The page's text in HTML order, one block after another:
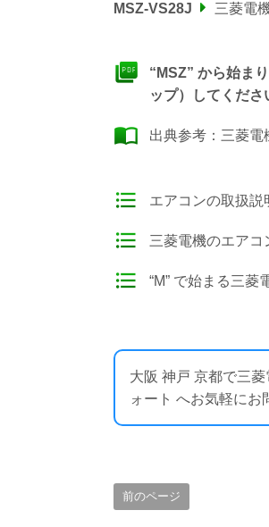
MSZ-VS28J
三菱電
“MSZ” から始ま
ップ）してくだ
出典参考： 三菱電
エアコンの取扱説
三菱電機のエア
“M” で始まる三菱
大阪 神戸 京都で三
ォート へお気軽にお
前のページ